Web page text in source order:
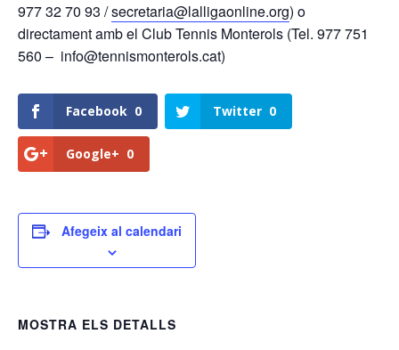
977 32 70 93 /secretaria@lalligaonline.org) o
directament amb el Club Tennis Monterols (Tel. 977 751
560 – info@tennismonterols.cat)
Facebook 0 Twitter 0
Google+ 0
Afegeix al calendari
MOSTRA ELS DETALLS